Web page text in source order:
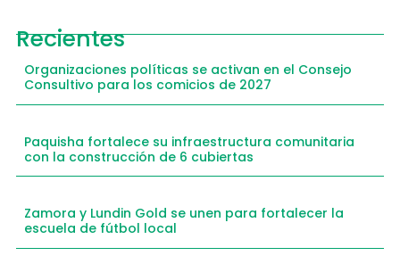
Recientes
Organizaciones políticas se activan en el Consejo
Consultivo para los comicios de 2027
Paquisha fortalece su infraestructura comunitaria
con la construcción de 6 cubiertas
Zamora y Lundin Gold se unen para fortalecer la
escuela de fútbol local